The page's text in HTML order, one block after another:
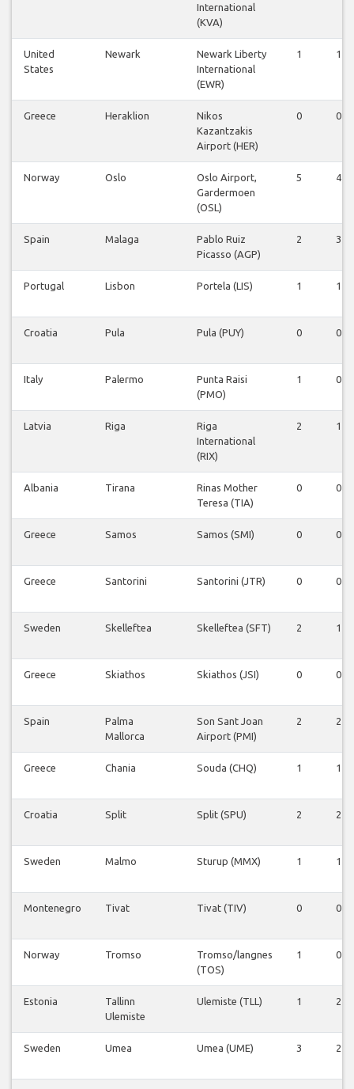
International
(KVA)
United
States
Newark
Newark Liberty
International
(EWR)
1 1
Greece Heraklion
Nikos
Kazantzakis
Airport (HER)
0 0
Norway Oslo
Oslo Airport,
Gardermoen
(OSL)
5 4
Spain Malaga
Pablo Ruiz
Picasso (AGP)
2 3
Portugal Lisbon Portela (LIS) 1 1
Croatia Pula Pula (PUY) 0 0
Italy Palermo
Punta Raisi
(PMO)
1 0
Latvia Riga
Riga
International
(RIX)
2 1
Albania Tirana
Rinas Mother
Teresa (TIA)
0 0
Greece Samos Samos (SMI) 0 0
Greece Santorini Santorini (JTR) 0 0
Sweden Skelleftea Skelleftea (SFT) 2 1
Greece Skiathos Skiathos (JSI) 0 0
Spain
Palma
Mallorca
Son Sant Joan
Airport (PMI)
2 2
Greece Chania Souda (CHQ) 1 1
Croatia Split Split (SPU) 2 2
Sweden Malmo Sturup (MMX) 1 1
Montenegro Tivat Tivat (TIV) 0 0
Norway Tromso
Tromso/langnes
(TOS)
1 0
Estonia
Tallinn
Ulemiste
Ulemiste (TLL) 1 2
Sweden Umea Umea (UME) 3 2